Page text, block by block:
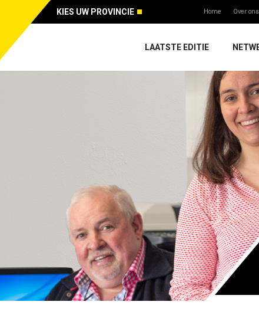
KIES UW PROVINCIE Home Over ons
LAATSTE EDITIE